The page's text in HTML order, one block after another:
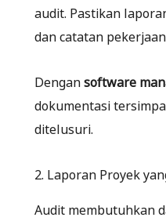
audit. Pastikan
dan catatan
Dengansoftware
dokumentasi
ditelusuri.
2. Laporan Proyek
Audit membutuhkan